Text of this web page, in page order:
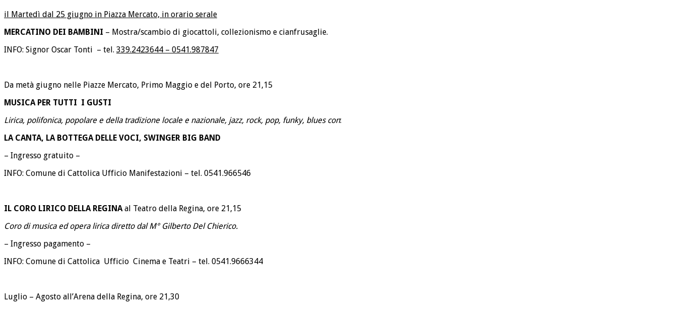
il Martedì dal 25 giugno in Piazza Mercato, in orario serale
MERCATINO DEI BAMBINI – Mostra/scambio di giocattoli, collezionismo e cianfrusaglie.
INFO: Signor Oscar Tonti – tel. 339.2423644 – 0541.987847
Da metà giugno nelle Piazze Mercato, Primo Maggio e del Porto, ore 21,15
MUSICA PER TUTTI I GUSTI
Lirica, polifonica, popolare e della tradizione locale e nazionale, jazz, rock, pop, funky, blues con:
LA CANTA, LA BOTTEGA DELLE VOCI, SWINGER BIG BAND
– Ingresso gratuito –
INFO: Comune di Cattolica Ufficio Manifestazioni – tel. 0541.966546
IL CORO LIRICO DELLA REGINAal Teatro della Regina, ore 21,15
Coro di musica ed opera lirica diretto dal M° Gilberto Del Chierico.
– Ingresso pagamento –
INFO: Comune di Cattolica Ufficio Cinema e Teatri – tel. 0541.9666344
Luglio – Agosto all’Arena della Regina, ore 21,30